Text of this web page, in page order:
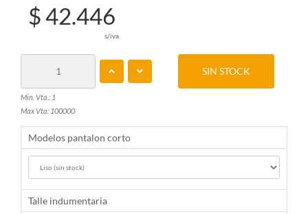
$ 42.446
s/iva
Min. Vta.: 1
Max Vta: 100000
SIN STOCK
Modelos pantalon corto
Talle indumentaria